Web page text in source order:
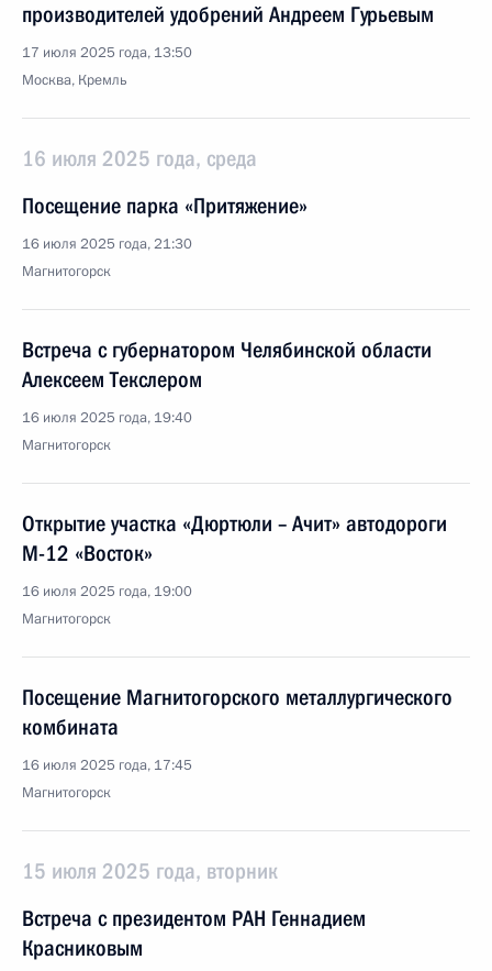
производителей удобрений Андреем Гурьевым
17 июля 2025 года, 13:50
Москва, Кремль
16 июля 2025 года, среда
Посещение парка «Притяжение»
16 июля 2025 года, 21:30
Магнитогорск
Встреча с губернатором Челябинской области
Алексеем Текслером
16 июля 2025 года, 19:40
Магнитогорск
Открытие участка «Дюртюли – Ачит» автодороги
М-12 «Восток»
16 июля 2025 года, 19:00
Магнитогорск
Посещение Магнитогорского металлургического
комбината
16 июля 2025 года, 17:45
Магнитогорск
15 июля 2025 года, вторник
Встреча с президентом РАН Геннадием
Красниковым